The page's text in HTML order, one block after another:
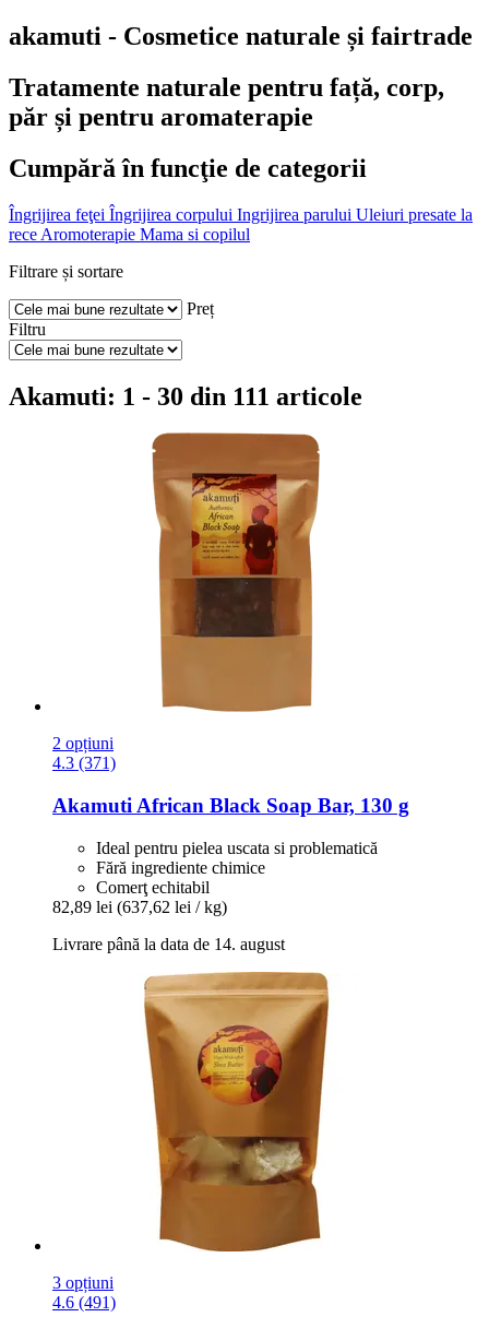
akamuti - Cosmetice naturale și fairtrade
Tratamente naturale pentru față, corp,
păr și pentru aromaterapie
Cumpără în funcţie de categorii
Îngrijirea feţei Îngrijirea corpului Ingrijirea parului Uleiuri presate la
rece Aromoterapie Mama si copilul
Filtrare și sortare
Preț
Filtru
Akamuti: 1 - 30 din 111 articole
2 opțiuni
4.3 (371)
Akamuti African Black Soap Bar, 130 g
Ideal pentru pielea uscata si problematică
Fără ingrediente chimice
Comerţ echitabil
82,89 lei (637,62 lei / kg)
Livrare până la data de 14. august
3 opțiuni
4.6 (491)